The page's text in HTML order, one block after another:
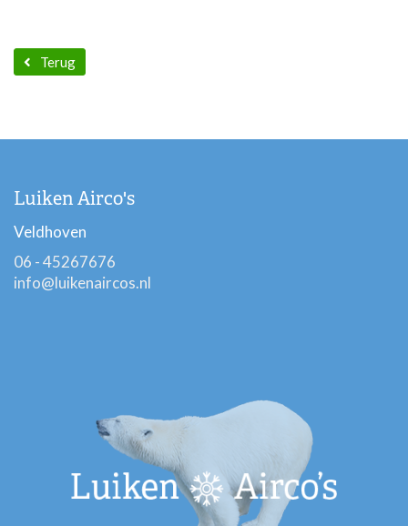
Terug
Luiken Airco's
Veldhoven
06 - 45267676
info@luikenaircos.nl